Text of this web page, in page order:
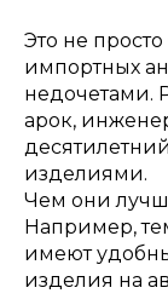
Это не
импортных
недочетами.
арок,
изделиями.
Чем они
Например,
имеют
изделия на